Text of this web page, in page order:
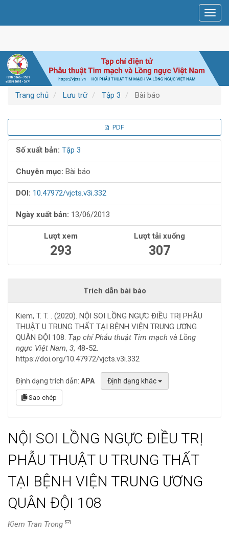
chính
chính
Thanh
bên
Trang chủ Lưu trữ Tập 3 Bài báo
bên
bài
viết
PDF
Số xuất bản: Tập 3
Chuyên mục: Bài báo
DOI: 10.47972/vjcts.v3i.332
Ngày xuất bản: 13/06/2013
Lượt xem
293
Lượt tải xuống
307
Trích dẫn bài báo
Kiem, T. T. . (2020). NỘI SOI LỒNG NGỰC ĐIỀU TRỊ PHẪU
THUẬT U TRUNG THẤT TẠI BỆNH VIỆN TRUNG ƯƠNG
QUÂN ĐỘI 108. Tạp chí Phẫu thuật Tim mạch và Lồng
ngực Việt Nam, 3, 48-52.
https://doi.org/10.47972/vjcts.v3i.332
Định dạng trích dẫn: APA Định dạng khác
Sao chép
NỘI SOI LỒNG NGỰC ĐIỀU TRỊ
PHẪU THUẬT U TRUNG THẤT
TẠI BỆNH VIỆN TRUNG ƯƠNG
QUÂN ĐỘI 108
Kiem Tran Trong